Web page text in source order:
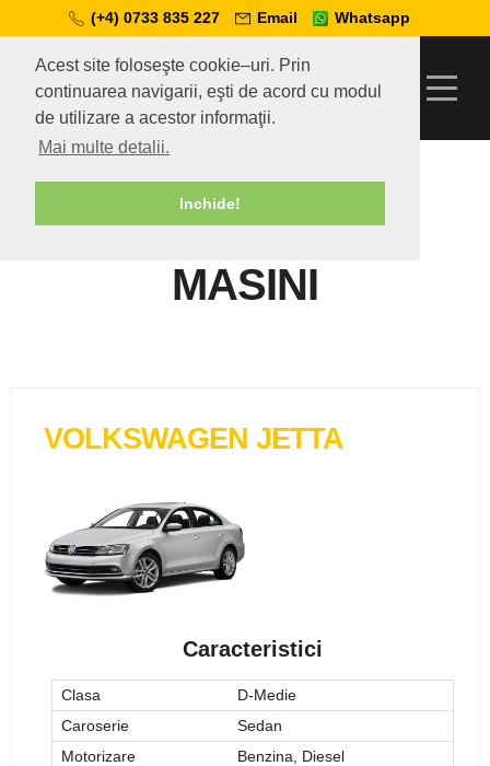
Acest site foloseşte cookie–uri. Prin
continuarea navigarii, eşti de acord cu modul
de utilizare a acestor informaţii.
Mai multe detalii.
Inchide!
(+4) 0733 835 227 Email Whatsapp
MASINI
VOLKSWAGEN JETTA
Caracteristici
Clasa
D-Medie
Caroserie
Sedan
Motorizare
Benzina, Diesel